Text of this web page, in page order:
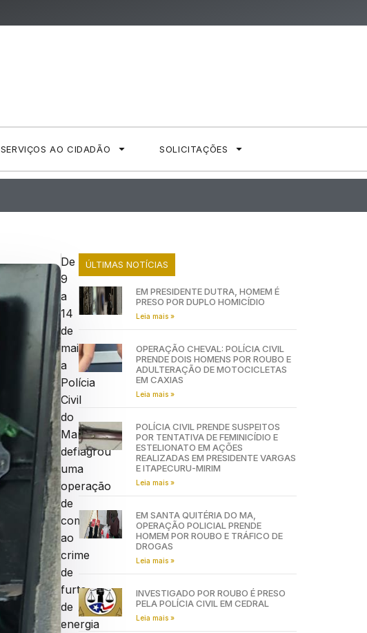
SERVIÇOS AO CIDADÃO SOLICITAÇÕES
De
9
a
14
de
maio,
a
Polícia
Civil
do
Maranhão
deflagrou
uma
operação
de
combate
ao
crime
de
furto
de
energia
ÚLTIMAS NOTÍCIAS
EM PRESIDENTE DUTRA, HOMEM É
PRESO POR DUPLO HOMICÍDIO
Leia mais »
OPERAÇÃO CHEVAL: POLÍCIA CIVIL
PRENDE DOIS HOMENS POR ROUBO E
ADULTERAÇÃO DE MOTOCICLETAS
EM CAXIAS
Leia mais »
POLÍCIA CIVIL PRENDE SUSPEITOS
POR TENTATIVA DE FEMINICÍDIO E
ESTELIONATO EM AÇÕES
REALIZADAS EM PRESIDENTE VARGAS
E ITAPECURU-MIRIM
Leia mais »
EM SANTA QUITÉRIA DO MA,
OPERAÇÃO POLICIAL PRENDE
HOMEM POR ROUBO E TRÁFICO DE
DROGAS
Leia mais »
INVESTIGADO POR ROUBO É PRESO
PELA POLÍCIA CIVIL EM CEDRAL
Leia mais »